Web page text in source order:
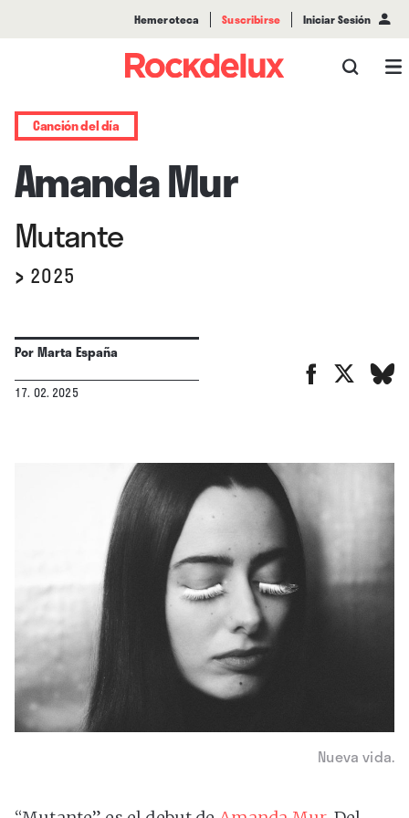
Hemeroteca Suscribirse Iniciar Sesión
Canción del día
Amanda Mur
Mutante
› 2025
PorMarta España
17. 02. 2025
Nueva vida.